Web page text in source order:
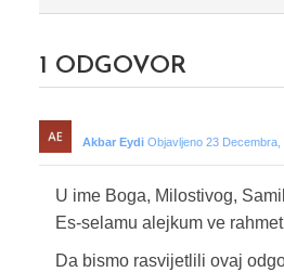
1 ODGOVOR
Akbar Eydi Objavljeno 23 Decembra,
U ime Boga, Milostivog,
Es-selamu alejkum ve
Da bismo rasvijetlili ovaj